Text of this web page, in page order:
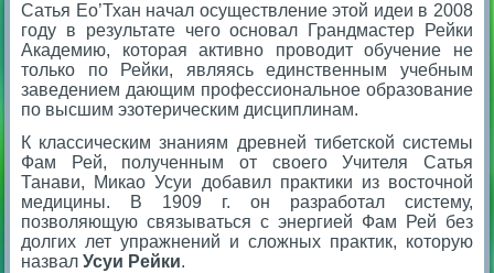
Сатья Ео’Тхан начал осуществление этой идеи в 2008
году в результате чего основал Грандмастер Рейки
Академию, которая активно проводит обучение не
только по Рейки, являясь единственным учебным
заведением дающим профессиональное образование
по высшим эзотерическим дисциплинам.
К классическим знаниям древней тибетской системы
Фам Рей, полученным от своего Учителя Сатья
Танави, Микао Усуи добавил практики из восточной
медицины. В 1909 г. oн разработал систему,
позволяющую связываться с энергией Фам Рей без
долгих лет упражнений и сложных практик, которую
назвалУсуи Рейки.